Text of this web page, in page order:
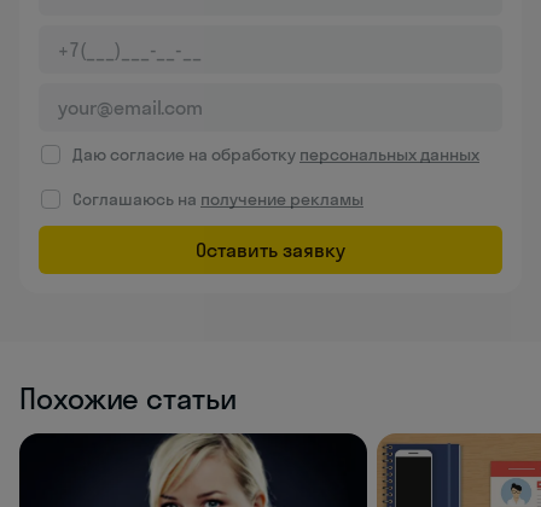
Даю согласие на обработку персональных данных
Соглашаюсь на получение рекламы
Оставить заявку
Похожие статьи